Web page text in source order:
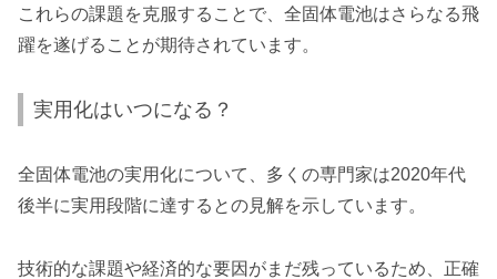
これらの課題を克服することで、全固体電池はさらなる飛
躍を遂げることが期待されています。
実用化はいつになる？
全固体電池の実用化について、多くの専門家は2020年代
後半に実用段階に達するとの見解を示しています。
技術的な課題や経済的な要因がまだ残っているため、正確